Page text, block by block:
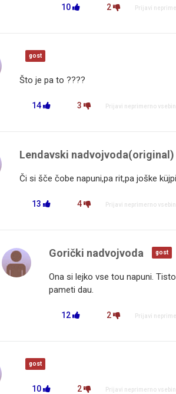
10 2 Prijavi
gost
Što je pa to ????
14 3 Prijavi neprimerno
Lendavski nadvojvoda(original)
Či si šče čobe napuni,pa rit,pa joške
13 4 Prijavi neprimerno
Gorički nadvojvoda gost
Ona si lejko vse tou napuni.
pameti dau.
12 2 Prijavi
gost
10 2 Prijavi neprimerno